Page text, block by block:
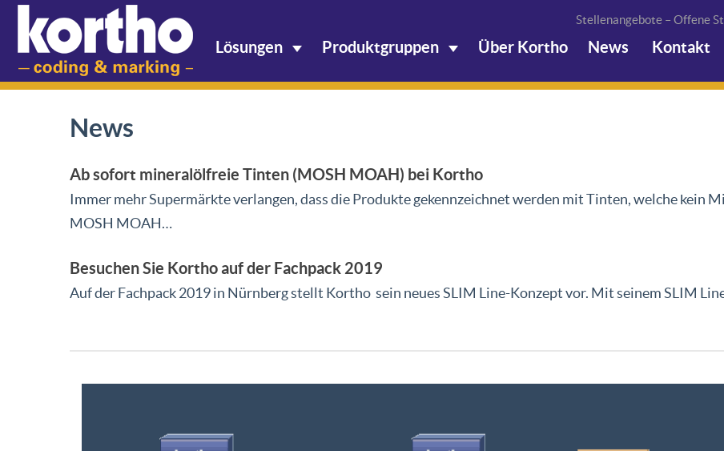
Stellenangebote – Offene
Lösungen Produktgruppen Über Kortho News Kontakt
News
Ab sofort mineralölfreie Tinten (MOSH MOAH) bei Kortho
Immer mehr Supermärkte verlangen, dass die Produkte gekennzeichnet werden mit Tinten, welche kein
MOSH MOAH…
Besuchen Sie Kortho auf der Fachpack 2019
Auf der Fachpack 2019 in Nürnberg stellt Kortho sein neues SLIM Line-Konzept vor. Mit seinem SLIM